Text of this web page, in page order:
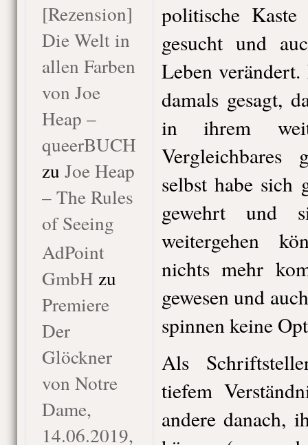
[Rezension]
Die Welt in
allen Farben
von Joe
Heap –
queerBUCH
zu Joe Heap
– The Rules
of Seeing
AdPoint
GmbH zu
Premiere
Der
Glöckner
von Notre
Dame,
14.06.2019,
politische
gesucht und
Leben
damals gesagt,
in ihrem
Vergleichbares
selbst habe sich
gewehrt und
weitergehen
nichts mehr
gewesen und
spinnen keine
Als
tiefem
andere danach,